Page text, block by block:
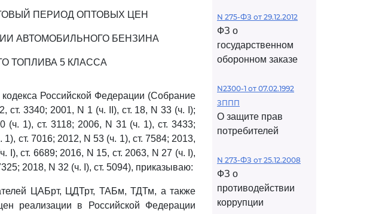
ПЕРИОД ОПТОВЫХ ЦЕН
АВТОМОБИЛЬНОГО БЕНЗИНА
ТОПЛИВА 5 КЛАССА
кодекса Российской Федерации (Собрание
ст. 3340; 2001, N 1 (ч. II), ст. 18, N 33 (ч. I);
(ч. 1), ст. 3118; 2006, N 31 (ч. 1), ст. 3433;
ст. 7016; 2012, N 53 (ч. 1), ст. 7584; 2013,
I), ст. 6689; 2016, N 15, ст. 2063, N 27 (ч. I),
2018, N 32 (ч. I), ст. 5094), приказываю:
ЦАБрт, ЦДТрт, ТАБм, ТДТм, а также
реализации в Российской Федерации
N 275-ФЗ от 29.12.2012
ФЗ о
государственном
оборонном заказе
N2300-1 от 07.02.1992
ЗППП
О защите прав
потребителей
N 273-ФЗ от 25.12.2008
ФЗ о
противодействии
коррупции